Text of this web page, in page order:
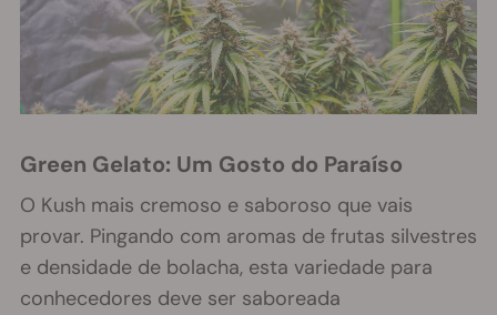
Green Gelato: Um Gosto do Paraíso
O Kush mais cremoso e saboroso que vais
provar. Pingando com aromas de frutas silvestres
e densidade de bolacha, esta variedade para
conhecedores deve ser saboreada